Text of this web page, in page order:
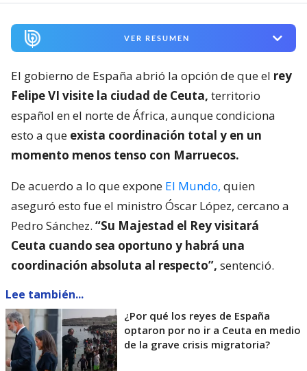
VER RESUMEN
El gobierno de España abrió la opción de que el rey
Felipe VI visite la ciudad de Ceuta, territorio
español en el norte de África, aunque condiciona
esto a que exista coordinación total y en un
momento menos tenso con Marruecos.
De acuerdo a lo que expone El Mundo, quien
aseguró esto fue el ministro Óscar López, cercano a
Pedro Sánchez. “Su Majestad el Rey visitará
Ceuta cuando sea oportuno y habrá una
coordinación absoluta al respecto”, sentenció.
Lee también...
¿Por qué los reyes de España
optaron por no ir a Ceuta en medio
de la grave crisis migratoria?